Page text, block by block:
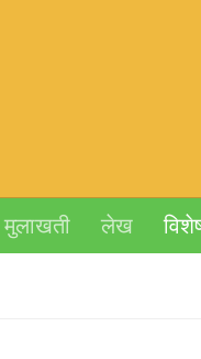
मुलाखती लेख